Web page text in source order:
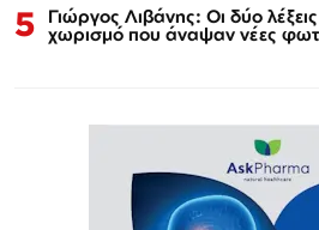
5 Γιώργος Λιβάνης: Οι δύο
χωρισμό που άναψαν νέες